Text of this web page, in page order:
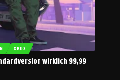
XBOX
wirklich 99,99